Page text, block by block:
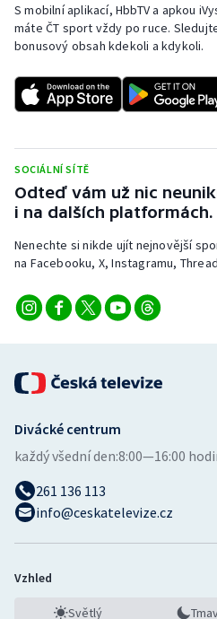
S mobilní aplikací, HbbTV a apkou
máte ČT sport vždy po ruce.
bonusový obsah kdekoli a kdykoli.
SOCIÁLNÍ SÍTĚ
Odteď vám už nic
i na dalších platformách.
Nenechte si nikde ujít nejnovější
na Facebooku, X, Instagramu,
Divácké centrum
každý všední den:8:00—16:00
261 136 113
info@ceskatelevize.cz
Vzhled
Světlý